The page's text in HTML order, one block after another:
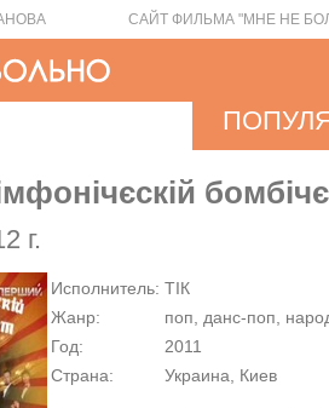
САЙТ ФИЛЬМА "МНЕ НЕ
г.
Исполнитель: ТІК
Жанр:
поп, данс-поп,
Год:
2011
Страна:
Украина, Киев